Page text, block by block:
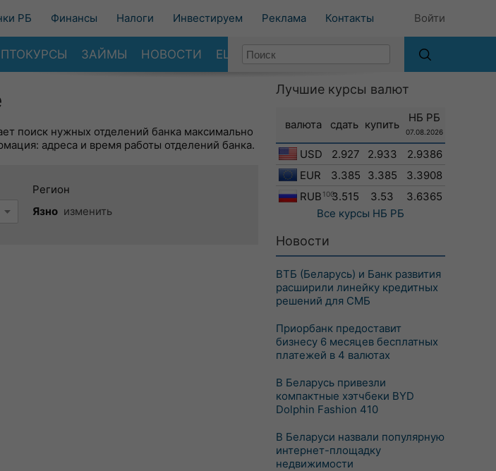
РБ Финансы Налоги Инвестируем Реклама Контакты Войти
ЗАЙМЫ НОВОСТИ ЕЩЕ
поиск нужных отделений банка максимально
адреса и время работы отделений банка.
Регион
Язно изменить
Лучшие курсы валют
валюта сдать купить
НБ РБ
07.08.2026
USD 2.927 2.933
2.9386
EUR
3.385 3.385
3.3908
RUB 1003.515 3.53
3.6365
Все курсы НБ РБ
Новости
ВТБ (Беларусь) и Банк развития
расширили линейку кредитных
решений для СМБ
Приорбанк предоставит
бизнесу 6 месяцев бесплатных
платежей в 4 валютах
В Беларусь привезли
компактные хэтчбеки BYD
Dolphin Fashion 410
В Беларуси назвали популярную
интернет-площадку
недвижимости